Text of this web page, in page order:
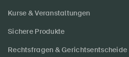
Kurse & Veranstaltungen
Sichere Produkte
Rechtsfragen & Gerichtsentscheide